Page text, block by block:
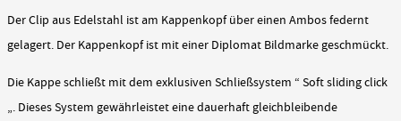
Der Clip aus Edelstahl ist am Kappenkopf über einen Ambos federnt
gelagert. Der Kappenkopf ist mit einer Diplomat Bildmarke geschmückt.
Die Kappe schließt mit dem exklusiven Schließsystem “ Soft sliding click
„. Dieses System gewährleistet eine dauerhaft gleichbleibende